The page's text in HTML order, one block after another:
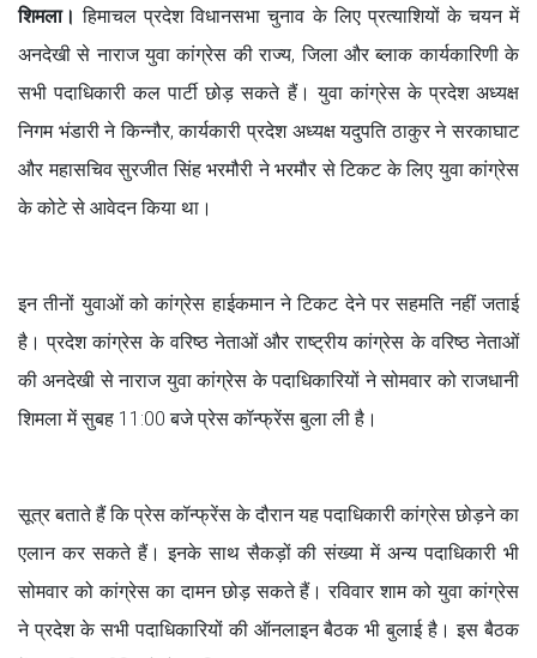
शिमला। हिमाचल प्रदेश विधानसभा चुनाव के लिए प्रत्याशियों के चयन में
अनदेखी से नाराज युवा कांग्रेस की राज्य, जिला और ब्लाक कार्यकारिणी के
सभी पदाधिकारी कल पार्टी छोड़ सकते हैं। युवा कांग्रेस के प्रदेश अध्यक्ष
निगम भंडारी ने किन्नौर, कार्यकारी प्रदेश अध्यक्ष यदुपति ठाकुर ने सरकाघाट
और महासचिव सुरजीत सिंह भरमौरी ने भरमौर से टिकट के लिए युवा कांग्रेस
के कोटे से आवेदन किया था।
इन तीनों युवाओं को कांग्रेस हाईकमान ने टिकट देने पर सहमति नहीं जताई
है। प्रदेश कांग्रेस के वरिष्ठ नेताओं और राष्ट्रीय कांग्रेस के वरिष्ठ नेताओं
की अनदेखी से नाराज युवा कांग्रेस के पदाधिकारियों ने सोमवार को राजधानी
शिमला में सुबह 11:00 बजे प्रेस कॉन्फ्रेंस बुला ली है।
सूत्र बताते हैं कि प्रेस कॉन्फ्रेंस के दौरान यह पदाधिकारी कांग्रेस छोड़ने का
एलान कर सकते हैं। इनके साथ सैकड़ों की संख्या में अन्य पदाधिकारी भी
सोमवार को कांग्रेस का दामन छोड़ सकते हैं। रविवार शाम को युवा कांग्रेस
ने प्रदेश के सभी पदाधिकारियों की ऑनलाइन बैठक भी बुलाई है। इस बैठक